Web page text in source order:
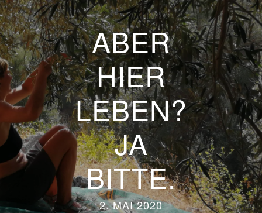
ABER
HIER
LEBEN?
JA
BITTE.
2. MAI 2020